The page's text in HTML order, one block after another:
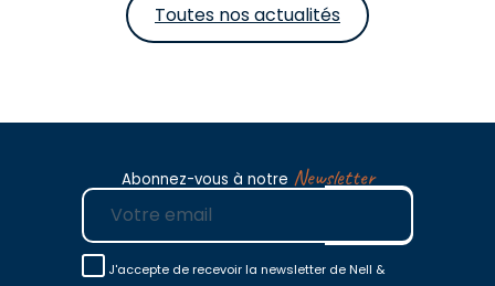
Toutes nos actualités
Abonnez-vous à notre Newsletter
E-mail
J'accepte de recevoir la newsletter de Nell &